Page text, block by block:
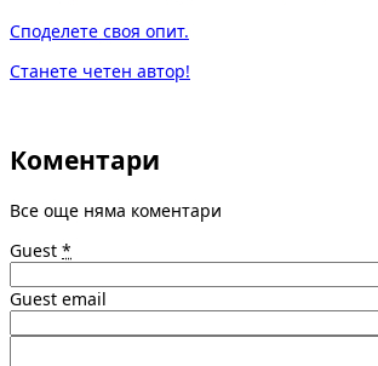
Споделете своя опит.
Станете четен автор!
Коментари
Все още няма коментари
Guest *
Guest email